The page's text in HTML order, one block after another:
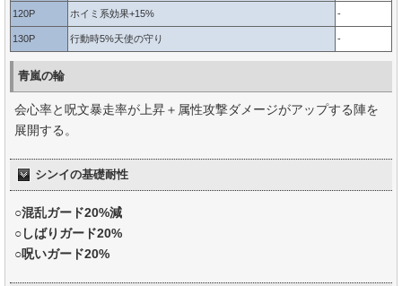
120P ホイミ系効果+15% -
130P 行動時5%天使の守り -
青嵐の輪
会心率と呪文暴走率が上昇＋属性攻撃ダメージがアップする陣を
展開する。
シンイの基礎耐性
○混乱ガード20%減
○しばりガード20%
○呪いガード20%